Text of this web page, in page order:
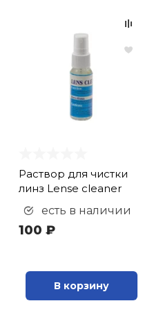
Раствор для чистки
линз Lense cleaner
есть в наличии
100 ₽
В корзину